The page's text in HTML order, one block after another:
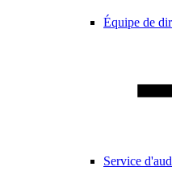
Équipe de
Service